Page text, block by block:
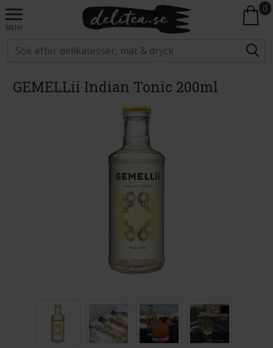
MENY
0
GEMELLii Indian Tonic 200ml